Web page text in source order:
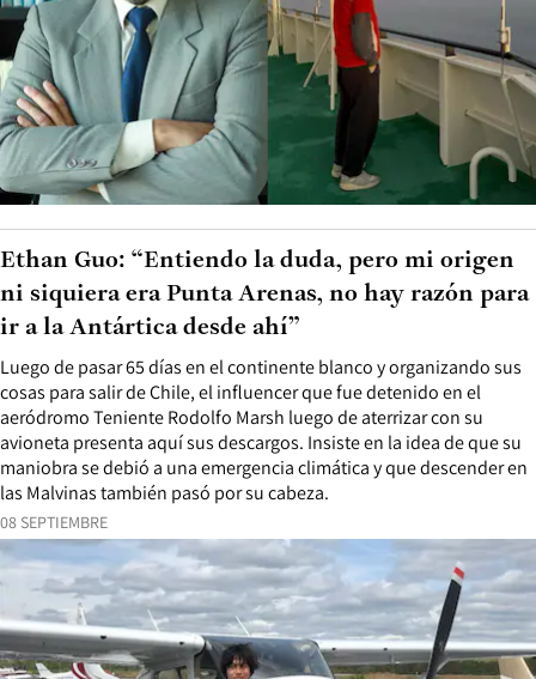
08 SEPTIEMBRE
Luego de pasar 65 días en el continente blanco y organizando sus
cosas para salir de Chile, el influencer que fue detenido en el
aeródromo Teniente Rodolfo Marsh luego de aterrizar con su
avioneta presenta aquí sus descargos. Insiste en la idea de que su
maniobra se debió a una emergencia climática y que descender en
las Malvinas también pasó por su cabeza.
Ethan Guo: “Entiendo la duda, pero mi origen
ni siquiera era Punta Arenas, no hay razón para
ir a la Antártica desde ahí”